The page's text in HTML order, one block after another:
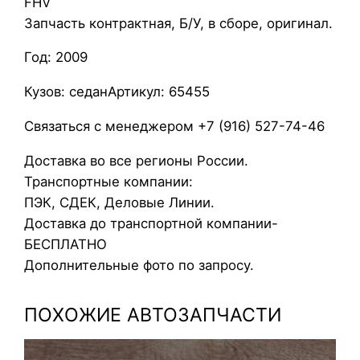
р
а
г
н
а
у
л
ь
L
e
x
s
Запчасть контрактная, Б/У, в сборе, оригинал.
Год: 2009
Кузов: седанАртикул: 65455
Связаться с менеджером +7 (916) 527-74-46
Доставка во все регионы России.
Транспортные компании:
ПЭК, СДЕК, Деловые Линии.
Доставка до транспортной компании-
БЕСПЛАТНО
Дополнительные фото по запросу.
ПОХОЖИЕ АВТОЗАПЧАСТИ